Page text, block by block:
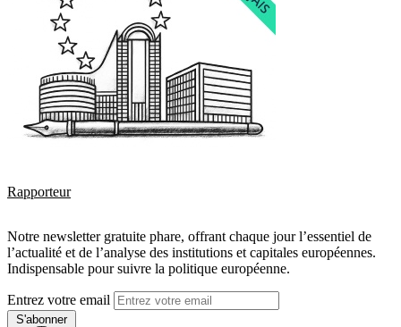
Rapporteur
Notre newsletter gratuite phare, offrant chaque jour l’essentiel de
l’actualité et de l’analyse des institutions et capitales européennes.
Indispensable pour suivre la politique européenne.
Entrez votre email
S'abonner